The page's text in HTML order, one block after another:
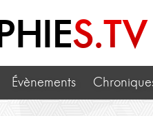
S.TV
Évènements